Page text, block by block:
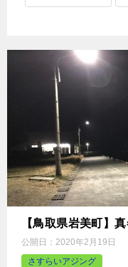
【鳥取県岩美町】
公開日： 2020年2月19日
さすらいアジング